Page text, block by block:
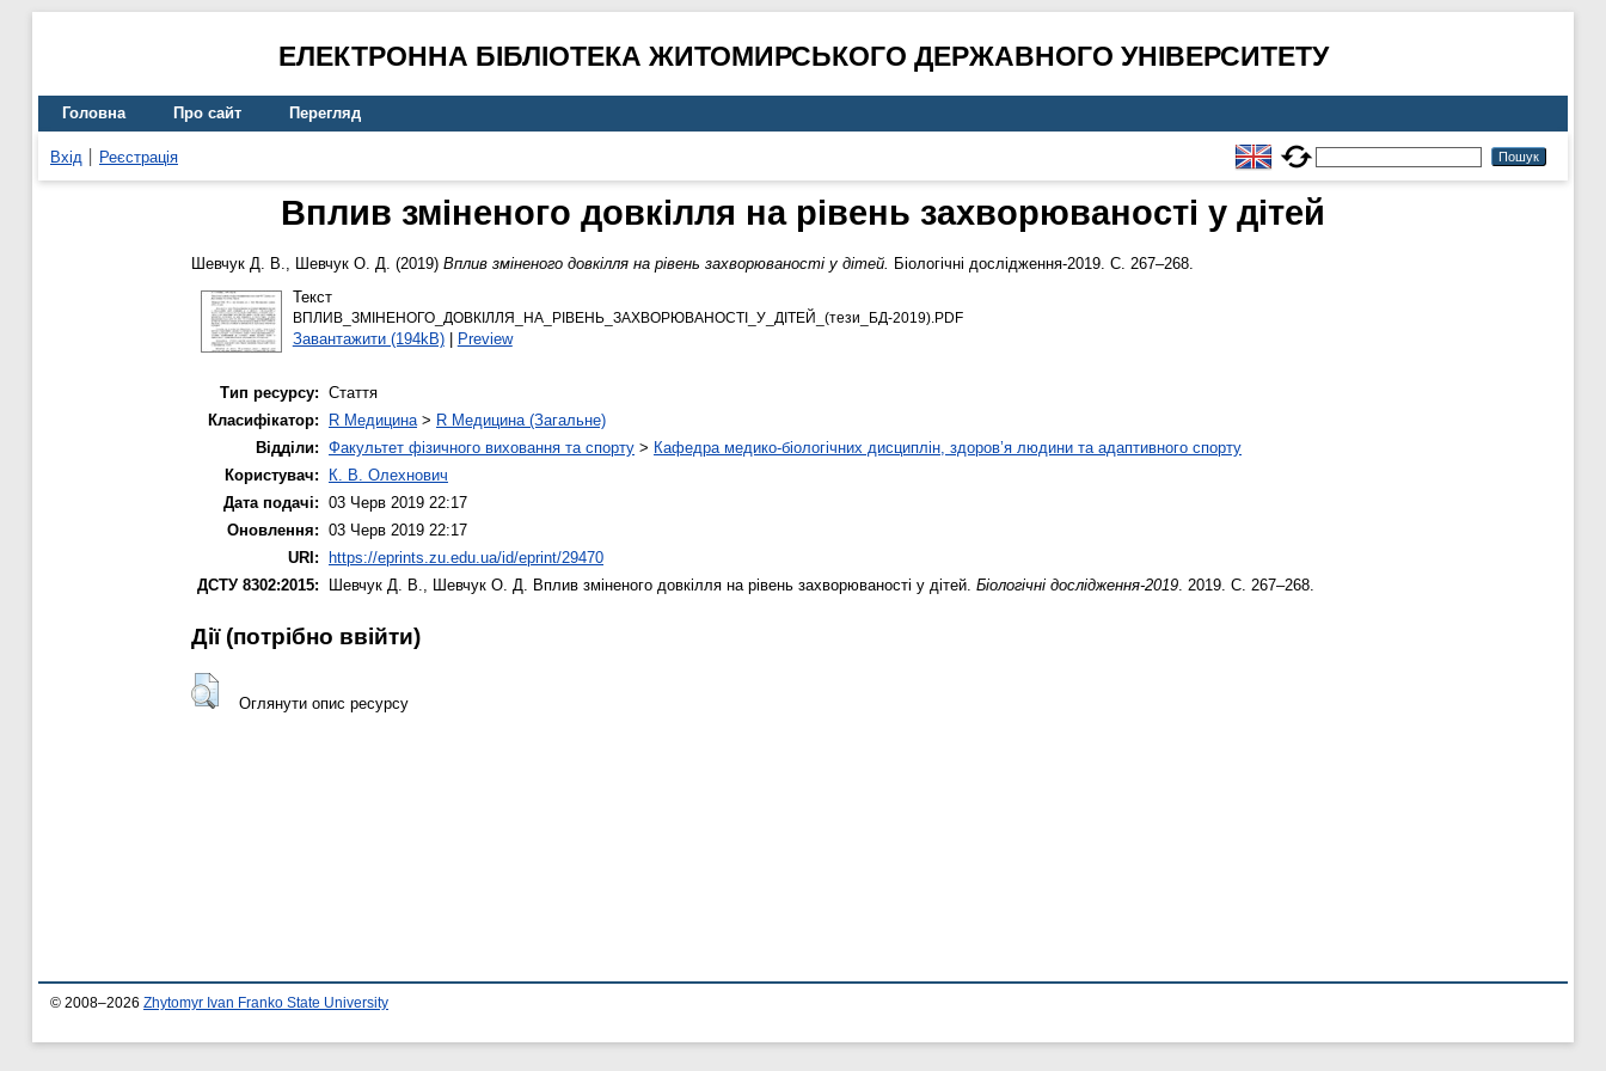
ЕЛЕКТРОННА БІБЛІОТЕКА ЖИТОМИРСЬКОГО ДЕРЖАВНОГО УНІВЕРСИТЕТУ
Головна Про сайт Перегляд
Вхід Реєстрація
Вплив зміненого довкілля на рівень захворюваності у дітей
Шевчук Д. В., Шевчук О. Д. (2019) Вплив зміненого довкілля на рівень захворюваності у дітей. Біологічні дослідження-2019. С. 267–268.
Текст
ВПЛИВ_ЗМІНЕНОГО_ДОВКІЛЛЯ_НА_РІВЕНЬ_ЗАХВОРЮВАНОСТІ_У_ДІТЕЙ_(тези_БД-2019).PDF
Завантажити (194kB)| Preview
Тип ресурсу: Стаття
Класифікатор:
R Медицина> R Медицина (Загальне)
Відділи: Факультет фізичного виховання та спорту > Кафедра медико-біологічних дисциплін, здоров’я людини та адаптивного спорту
Користувач:
К. В. Олехнович
Дата подачі: 03 Черв 2019 22:17
Оновлення: 03 Черв 2019 22:17
URI:
https://eprints.zu.edu.ua/id/eprint/29470
ДСТУ 8302:2015:
Шевчук Д. В., Шевчук О. Д. Вплив зміненого довкілля на рівень захворюваності у дітей. Біологічні дослідження-2019. 2019. С. 267–268.
Дії ​​(потрібно ввійти)
Оглянути опис ресурсу
© 2008–2026 Zhytomyr Ivan Franko State University